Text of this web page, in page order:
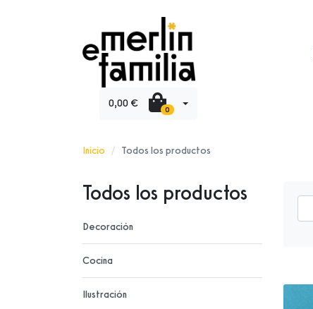
0,00 € 0
Inicio Todos los productos
Todos los productos
Decoración
Cocina
Ilustración